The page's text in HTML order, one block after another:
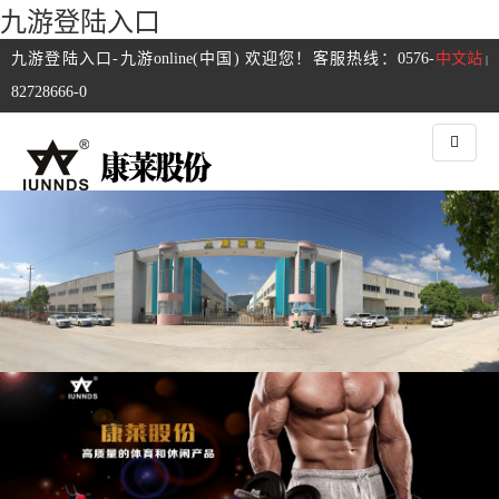
九游登陆入口
中文站 |
九游登陆入口-九游online(中国) 欢迎您！客服热线：0576-
82728666-0